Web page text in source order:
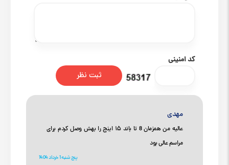
کد امنینی
مهدی
عالیه من همزمان 8 تا باند ۱۵ اینج را بهش وصل کردم برای
مراسم عالی بود
پنج شنبه 1 خرداد 1404